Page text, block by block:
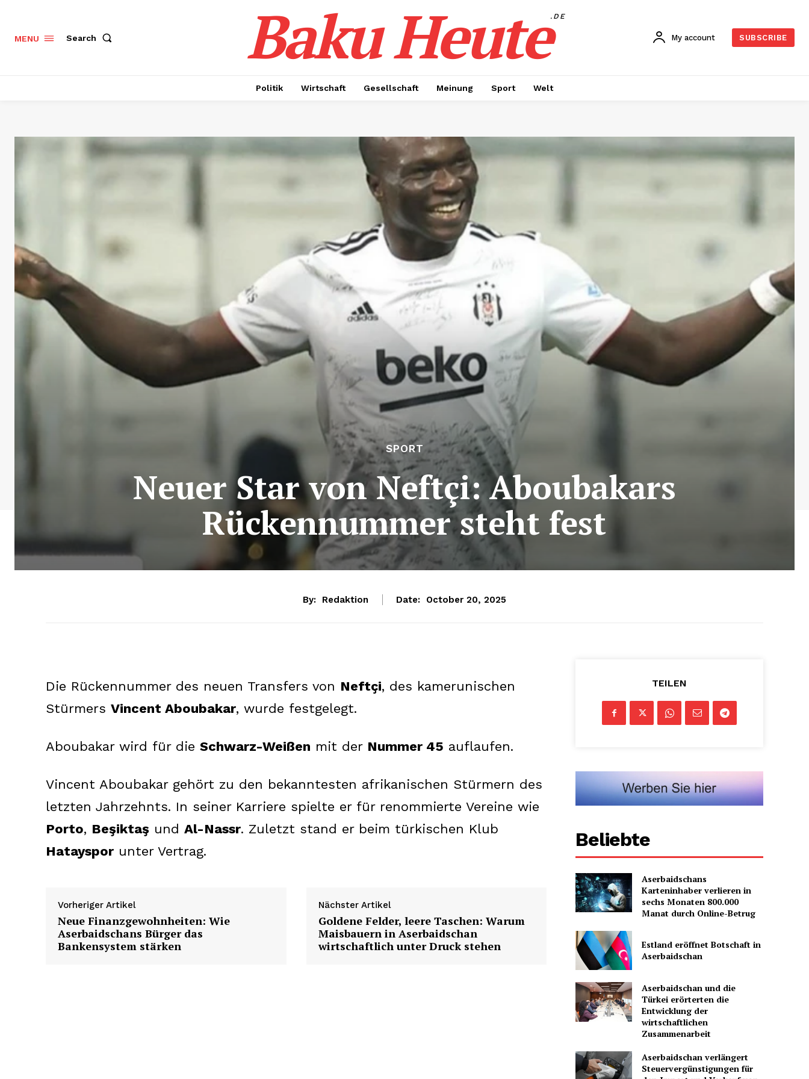
MENU Search Baku Heute.DE
My account SUBSCRIBE
Politik Wirtschaft Gesellschaft Meinung Sport Welt
SPORT
Neuer Star von Neftçi: Aboubakars
Rückennummer steht fest
By: Redaktion Date: October 20, 2025
Die Rückennummer des neuen Transfers von Neftçi, des kamerunischen
Stürmers Vincent Aboubakar, wurde festgelegt.
Aboubakar wird für die Schwarz-Weißen mit der Nummer 45 auflaufen.
Vincent Aboubakar gehört zu den bekanntesten afrikanischen Stürmern des
letzten Jahrzehnts. In seiner Karriere spielte er für renommierte Vereine wie
Porto, Beşiktaş und Al-Nassr. Zuletzt stand er beim türkischen Klub
Hatayspor unter Vertrag.
Vorheriger Artikel
Neue Finanzgewohnheiten: Wie
Aserbaidschans Bürger das
Bankensystem stärken
Nächster Artikel
Goldene Felder, leere Taschen: Warum
Maisbauern in Aserbaidschan
wirtschaftlich unter Druck stehen
TEILEN
Beliebte
Aserbaidschans
Karteninhaber verlieren in
sechs Monaten 800.000
Manat durch Online-Betrug
Estland eröffnet Botschaft in
Aserbaidschan
Aserbaidschan und die
Türkei erörterten die
Entwicklung der
wirtschaftlichen
Zusammenarbeit
Aserbaidschan verlängert
Steuervergünstigungen für